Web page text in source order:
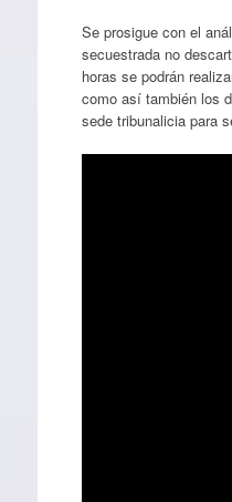
Se prosigue con el
secuestrada no
horas se podrán
como así también los
sede tribunalicia para